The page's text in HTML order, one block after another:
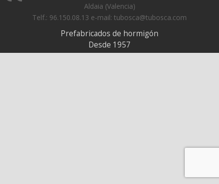
Aldaia (Valencia)
Telf.: 96.150.08.13 e-mail: tubosca@tubosca.com
Prefabricados de hormigón
Desde 1957